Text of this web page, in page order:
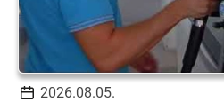
2026.08.05.